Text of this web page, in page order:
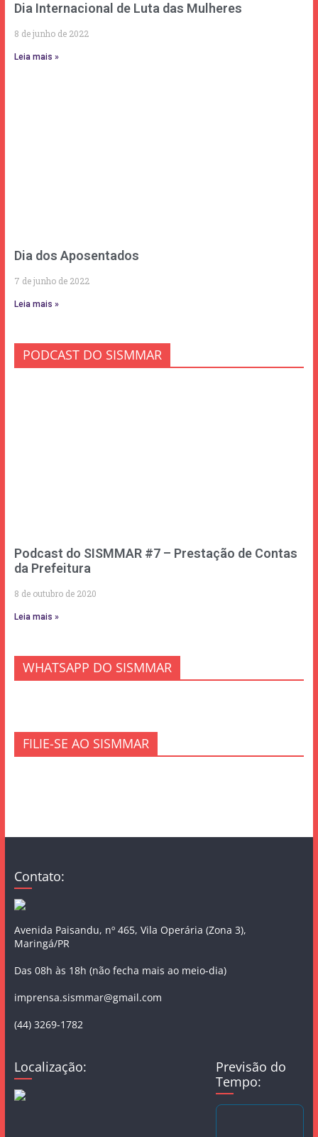
Dia Internacional de Luta das Mulheres
8 de junho de 2022
Leia mais »
Dia dos Aposentados
7 de junho de 2022
Leia mais »
PODCAST DO SISMMAR
Podcast do SISMMAR #7 – Prestação de Contas
da Prefeitura
8 de outubro de 2020
Leia mais »
WHATSAPP DO SISMMAR
FILIE-SE AO SISMMAR
Contato:
Avenida Paisandu, nº 465, Vila Operária (Zona 3),
Maringá/PR
Das 08h às 18h (não fecha mais ao meio-dia)
imprensa.sismmar@gmail.com
(44) 3269-1782
Localização:
Previsão do
Tempo: